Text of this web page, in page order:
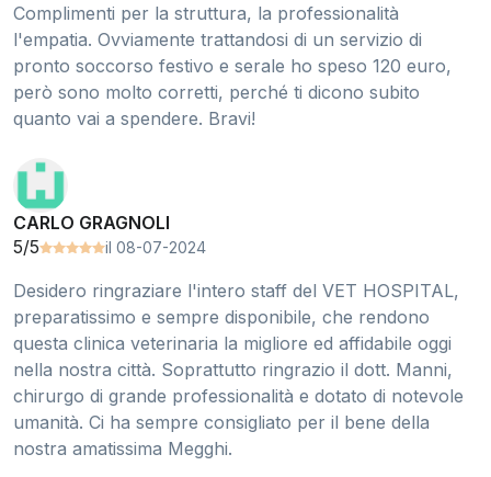
Complimenti per la struttura, la professionalità
l'empatia. Ovviamente trattandosi di un servizio di
pronto soccorso festivo e serale ho speso 120 euro,
però sono molto corretti, perché ti dicono subito
quanto vai a spendere. Bravi!
CARLO GRAGNOLI
5/5
il 08-07-2024
Desidero ringraziare l'intero staff del VET HOSPITAL,
preparatissimo e sempre disponibile, che rendono
questa clinica veterinaria la migliore ed affidabile oggi
nella nostra città. Soprattutto ringrazio il dott. Manni,
chirurgo di grande professionalità e dotato di notevole
umanità. Ci ha sempre consigliato per il bene della
nostra amatissima Megghi.